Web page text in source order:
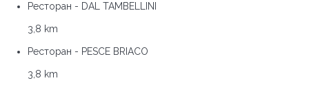
Ресторан - DAL TAMBELLINI
3,8 km
Ресторан - PESCE BRIACO
3,8 km